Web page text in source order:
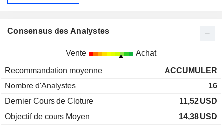
Consensus des Analystes
Vente Achat
Recommandation moyenne
ACCUMULER
Nombre d'Analystes
16
Dernier Cours de Cloture
11,52USD
Objectif de cours Moyen
14,38USD